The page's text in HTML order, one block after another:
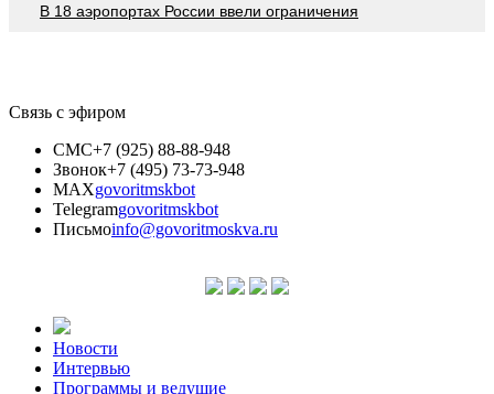
В 18 аэропортах России ввели ограничения
Связь с эфиром
СМС+7 (925) 88-88-948
Звонок+7 (495) 73-73-948
MAXgovoritmskbot
Telegramgovoritmskbot
Письмоinfo@govoritmoskva.ru
Новости
Интервью
Программы и ведущие